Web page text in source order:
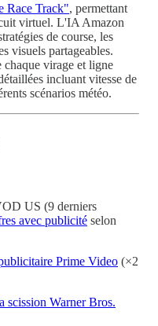
Race Track", permettant
virtuel. L'IA Amazon
de course, les
visuels partageables.
chaque virage et ligne
incluant vitesse de
scénarios météo.
US (9 derniers
avec publicité selon
Prime Video (×2
scission Warner Bros.